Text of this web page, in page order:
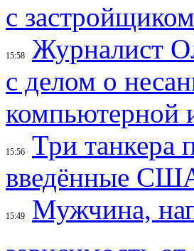
с застройщиком
15:58
Журналист
с делом о
компьютерной
15:56
Три танкера
введённые
15:49
Мужчина,